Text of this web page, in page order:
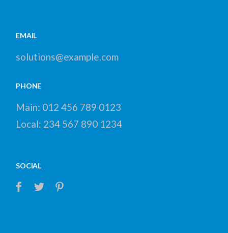
EMAIL
solutions@example.com
PHONE
Main: 012 456 789 0123
Local: 234 567 890 1234
SOCIAL